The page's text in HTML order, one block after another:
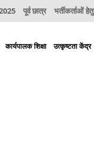
पूर्व छात्र भर्तीकर्ताओं हेतु
कार्यपालक शिक्षा उत्कृष्टता केंद्र